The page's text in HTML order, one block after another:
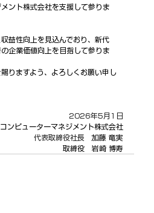
ント株式会社を支援して参りま
益性向上を見込んでおり、新代
企業価値向上を目指して参りま
りますよう、よろしくお願い申し
2026年5月1日
コンピューターマネジメント株式会社
代表取締役社長 加藤 竜実
取締役　岩崎 博寿